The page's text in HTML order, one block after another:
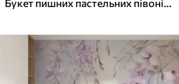
Букет пишних пастельних півоній та інших квітів на м'якому розмитому тлі